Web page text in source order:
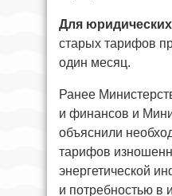
Для юридических
старых тарифов
один месяц.
Ранее
и финансов и
объяснили
тарифов
энергетической
и потребностью в